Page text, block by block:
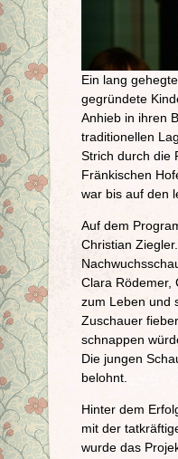
Ein lang
gegründete
Anhieb in ihren
traditionellen
Strich durch die
Fränkischen
war bis auf den
Auf dem
Christian
Clara Rödemer,
zum Leben und
Zuschauer
schnappen
Die jungen
belohnt.
Hinter dem
mit der
wurde das